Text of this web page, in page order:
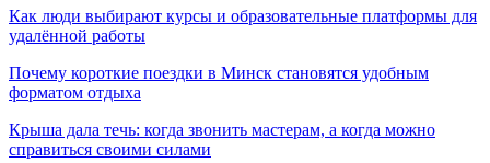
Как люди выбирают курсы и образовательные платформы для
удалённой работы
Почему короткие поездки в Минск становятся удобным
форматом отдыха
Крыша дала течь: когда звонить мастерам, а когда можно
справиться своими силами